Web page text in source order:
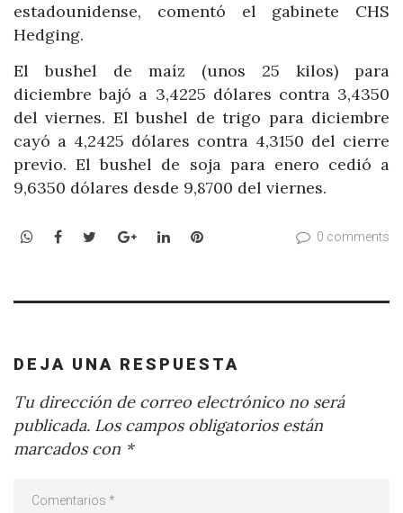
estadounidense, comentó el gabinete CHS
Hedging.
El bushel de maíz (unos 25 kilos) para
diciembre bajó a 3,4225 dólares contra 3,4350
del viernes. El bushel de trigo para diciembre
cayó a 4,2425 dólares contra 4,3150 del cierre
previo. El bushel de soja para enero cedió a
9,6350 dólares desde 9,8700 del viernes.
WhatsApp
Facebook
TwitterGoogle+LinkedInPinterest 0 comments
DEJA UNA RESPUESTA
Tu dirección de correo electrónico no será
publicada. Los campos obligatorios están
marcados con *